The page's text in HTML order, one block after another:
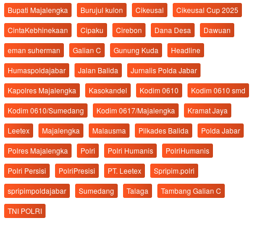
Bupati Majalengka
Burujul kulon Cikeusal
Cikeusal Cup 2025
CintaKebhinekaan
Cipaku Cirebon Dana Desa
Dawuan
eman suherman
Galian C Gunung Kuda
Headline
Humaspoldajabar
Jalan Balida
Jurnalis Polda Jabar
Kapolres Majalengka
Kasokandel Kodim 0610
Kodim 0610 smd
Kodim 0610/Sumedang
Kodim 0617/Majalengka
Kramat Jaya
Leetex
Majalengka Malausma Pilkades Balida
Polda Jabar
Polres Majalengka
Polri Polri Humanis
PolriHumanis
Polri Persisi
PolriPresisi PT. Leetex
Spripim.polri
spripimpoldajabar
Sumedang Talaga
Tambang Galian C
TNI POLRI